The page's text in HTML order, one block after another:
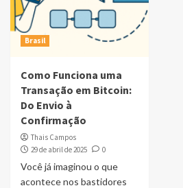
Brasil
Como Funciona uma
Transação em Bitcoin:
Do Envio à
Confirmação
Thais Campos
29 de abril de 2025
0
Você já imaginou o que
acontece nos bastidores